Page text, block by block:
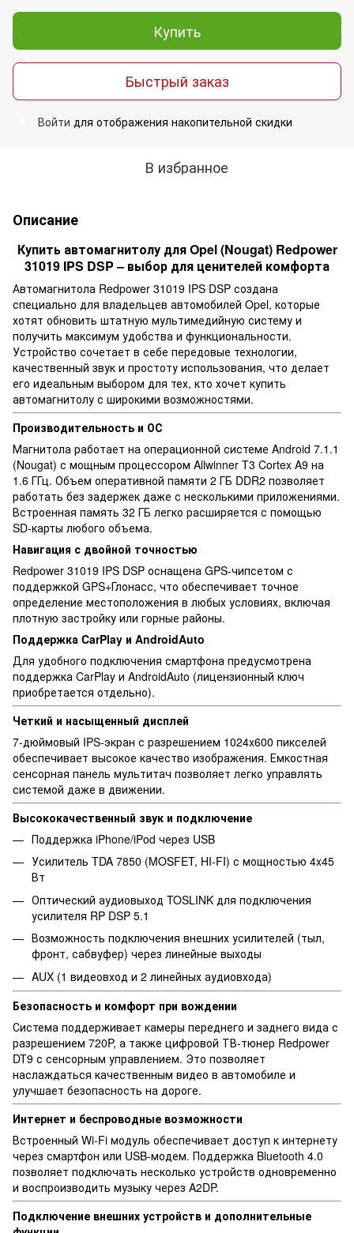
Купить
Быстрый заказ
Войти для отображения накопительной скидки
В избранное
Описание
Купить автомагнитолу для Opel (Nougat) Redpower
31019 IPS DSP – выбор для ценителей комфорта
Автомагнитола Redpower 31019 IPS DSP создана
специально для владельцев автомобилей Opel, которые
хотят обновить штатную мультимедийную систему и
получить максимум удобства и функциональности.
Устройство сочетает в себе передовые технологии,
качественный звук и простоту использования, что делает
его идеальным выбором для тех, кто хочет купить
автомагнитолу с широкими возможностями.
Производительность и ОС
Магнитола работает на операционной системе Android 7.1.1
(Nougat) с мощным процессором Allwinner T3 Cortex A9 на
1.6 ГГц. Объем оперативной памяти 2 ГБ DDR2 позволяет
работать без задержек даже с несколькими приложениями.
Встроенная память 32 ГБ легко расширяется с помощью
SD-карты любого объема.
Навигация с двойной точностью
Redpower 31019 IPS DSP оснащена GPS-чипсетом с
поддержкой GPS+Глонасс, что обеспечивает точное
определение местоположения в любых условиях, включая
плотную застройку или горные районы.
Поддержка CarPlay и AndroidAuto
Для удобного подключения смартфона предусмотрена
поддержка CarPlay и AndroidAuto (лицензионный ключ
приобретается отдельно).
Четкий и насыщенный дисплей
7-дюймовый IPS-экран с разрешением 1024x600 пикселей
обеспечивает высокое качество изображения. Емкостная
сенсорная панель мультитач позволяет легко управлять
системой даже в движении.
Высококачественный звук и подключение
Поддержка iPhone/iPod через USB
Усилитель TDA 7850 (MOSFET, HI-FI) с мощностью 4x45
Вт
Оптический аудиовыход TOSLINK для подключения
усилителя RP DSP 5.1
Возможность подключения внешних усилителей (тыл,
фронт, сабвуфер) через линейные выходы
AUX (1 видеовход и 2 линейных аудиовхода)
Безопасность и комфорт при вождении
Система поддерживает камеры переднего и заднего вида с
разрешением 720P, а также цифровой ТВ-тюнер Redpower
DT9 с сенсорным управлением. Это позволяет
наслаждаться качественным видео в автомобиле и
улучшает безопасность на дороге.
Интернет и беспроводные возможности
Встроенный Wi-Fi модуль обеспечивает доступ к интернету
через смартфон или USB-модем. Поддержка Bluetooth 4.0
позволяет подключать несколько устройств одновременно
и воспроизводить музыку через A2DP.
Подключение внешних устройств и дополнительные